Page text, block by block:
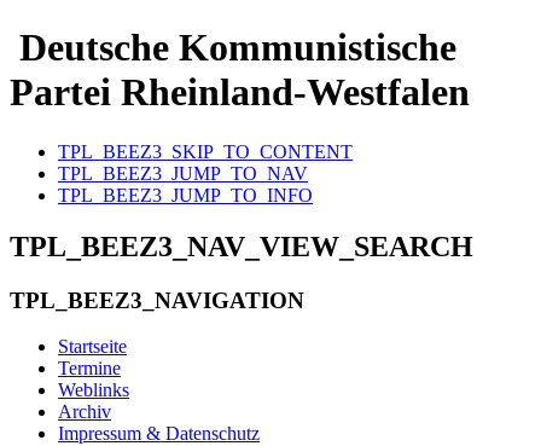
Deutsche Kommunistische
Partei Rheinland-Westfalen
TPL_BEEZ3_SKIP_TO_CONTENT
TPL_BEEZ3_JUMP_TO_NAV
TPL_BEEZ3_JUMP_TO_INFO
TPL_BEEZ3_NAV_VIEW_SEARCH
TPL_BEEZ3_NAVIGATION
Startseite
Termine
Weblinks
Archiv
Impressum & Datenschutz